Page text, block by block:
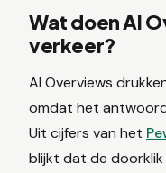
Wat doen AI
verkeer?
AI Overviews
omdat het
Uit cijfers van het
blijkt dat de